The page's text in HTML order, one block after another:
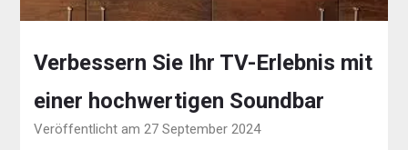
Verbessern Sie Ihr TV-Erlebnis mit
einer hochwertigen Soundbar
Veröffentlicht am 27 September 2024